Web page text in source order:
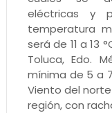
eléctricas y
temperatura
será de 11 a 13
Toluca, Edo.
mínima de 5 a
Viento del
región, con